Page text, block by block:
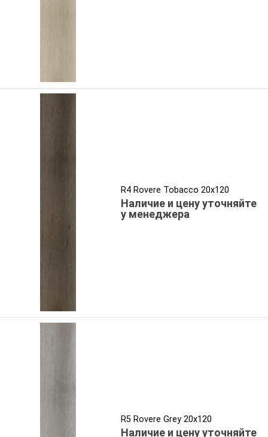
R4 Rovere Tobacco 20x120
Наличие и цену уточняйте
у менеджера
R5 Rovere Grey 20x120
Наличие и цену уточняйте